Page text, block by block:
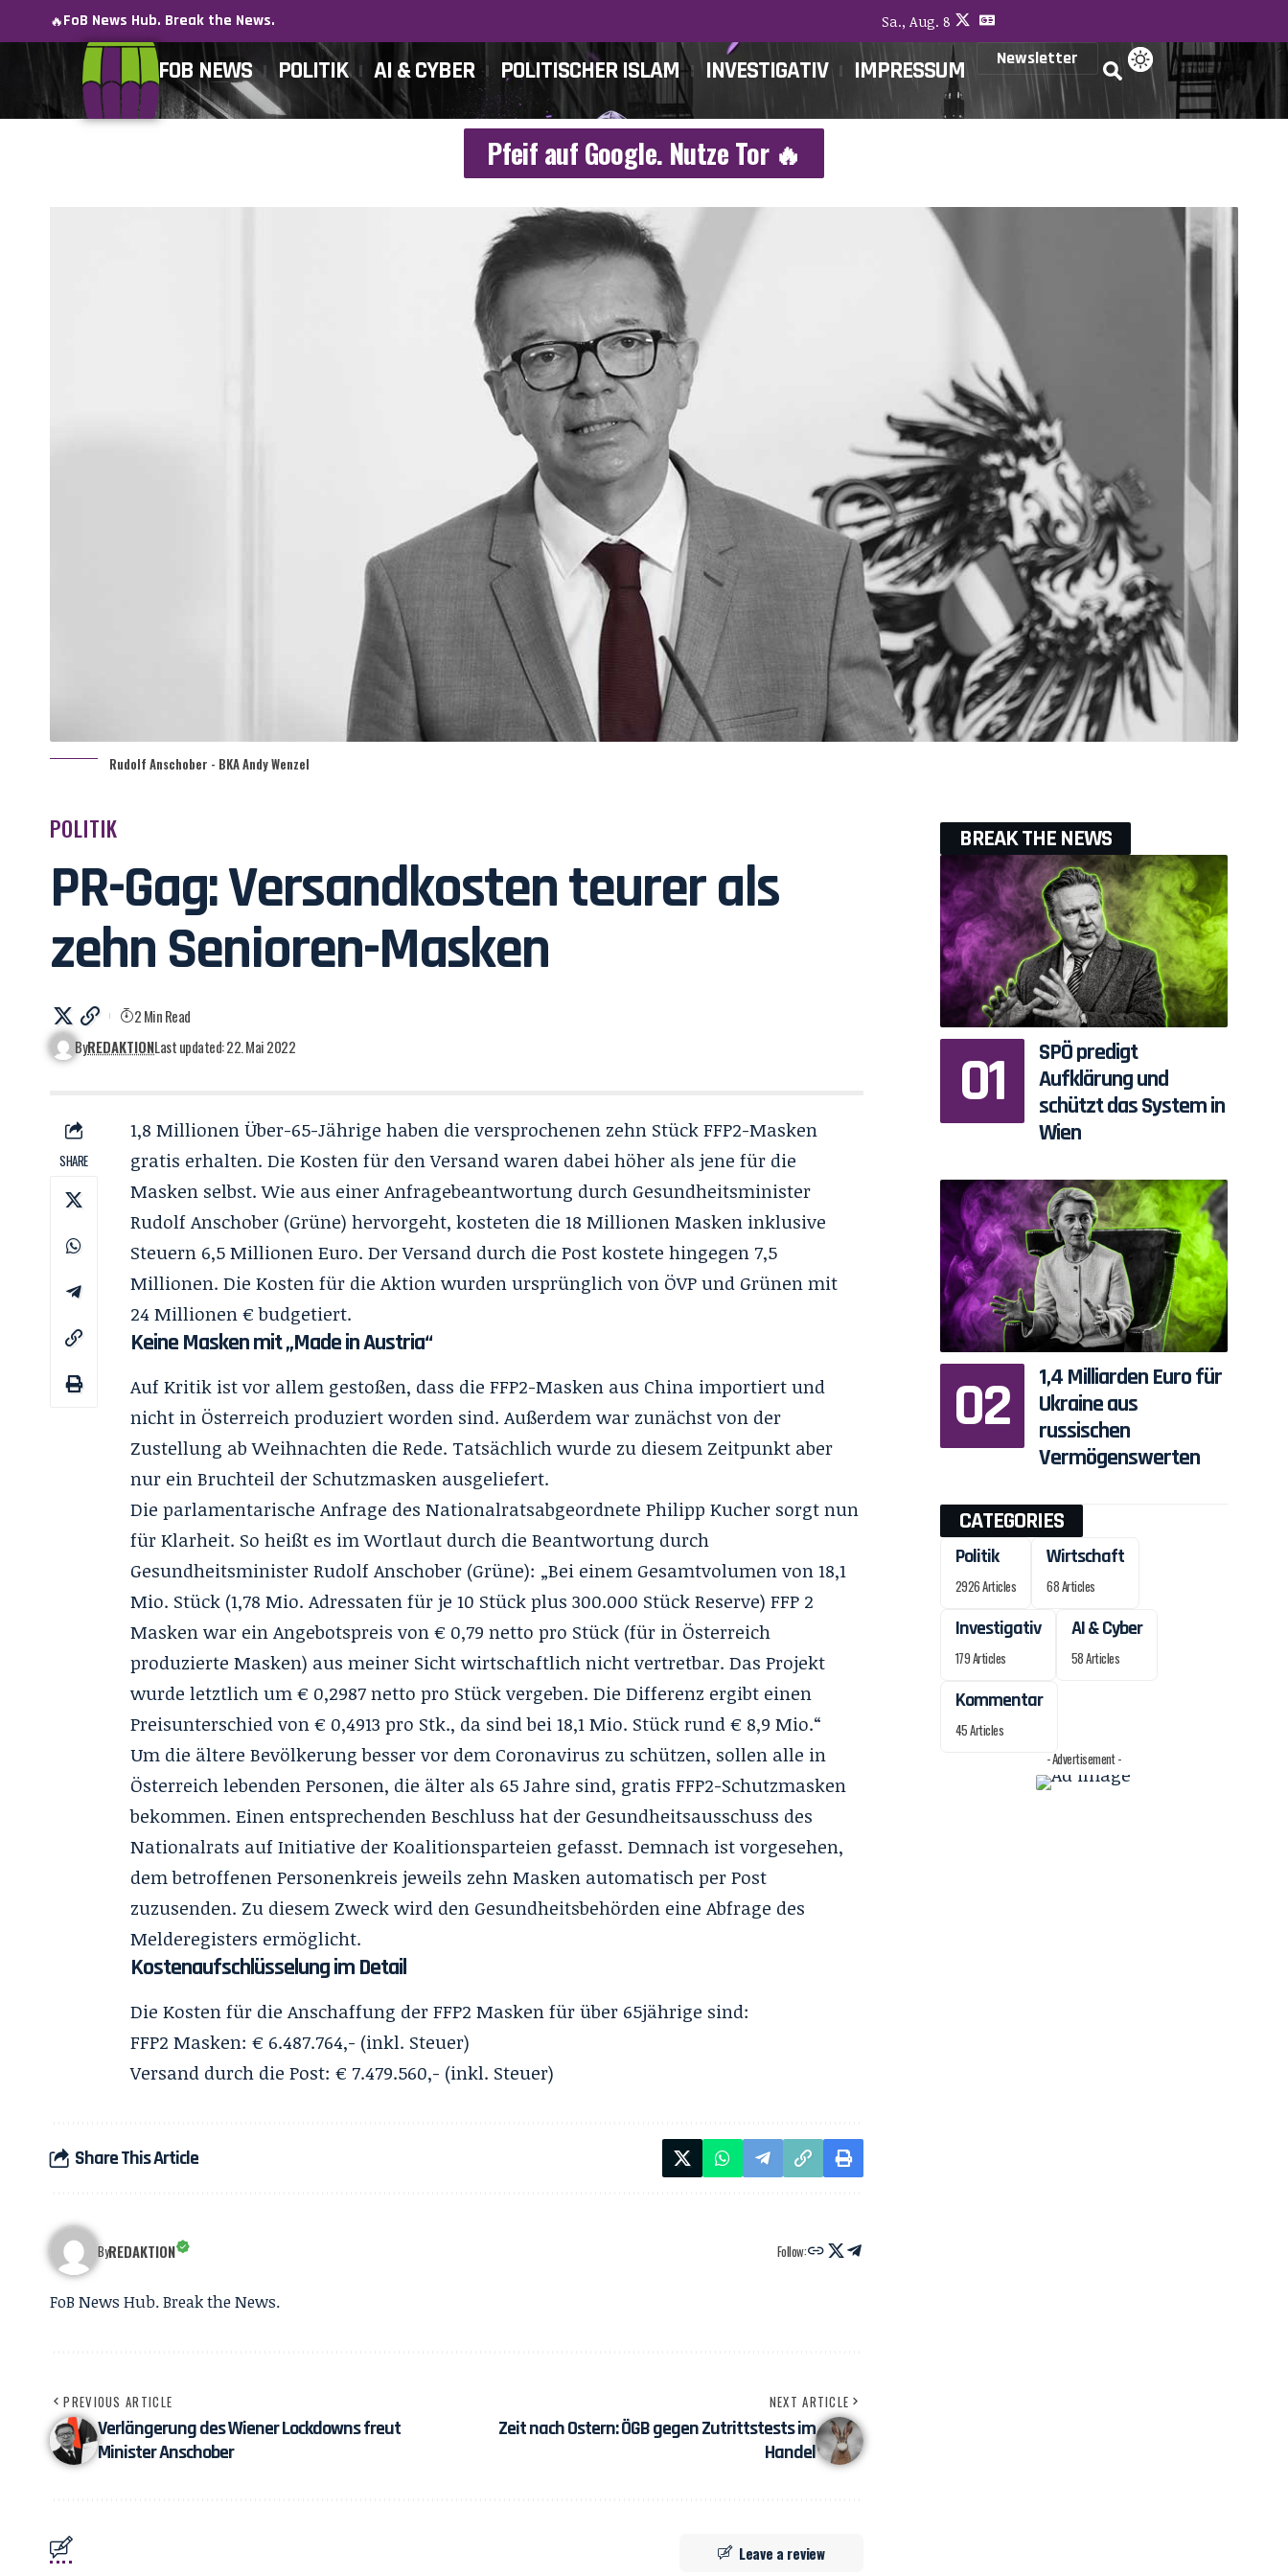
🔥FoB News Hub. Break the News. Sa., Aug. 8
FOB NEWS POLITIK AI & CYBER POLITISCHER ISLAM INVESTIGATIV IMPRESSUM Newsletter
Pfeif auf Google. Nutze Tor 🔥
Rudolf Anschober - BKA Andy Wenzel
POLITIK
PR-Gag: Versandkosten teurer als
zehn Senioren-Masken
ByREDAKTIONLast updated: 22. Mai 2022
2 Min Read
SHARE
1,8 Millionen Über-65-Jährige haben die versprochenen zehn Stück FFP2-Masken
gratis erhalten. Die Kosten für den Versand waren dabei höher als jene für die
Masken selbst. Wie aus einer Anfragebeantwortung durch Gesundheitsminister
RudolfAnschober (Grüne) hervorgeht, kosteten die 18 Millionen Masken inklusive
Steuern 6,5 Millionen Euro. Der Versand durch die Post kostete hingegen 7,5
Millionen. Die Kosten für die Aktion wurden ursprünglich von ÖVP und Grünen mit
24 Millionen € budgetiert.
Keine Masken mit „Made in Austria“
Auf Kritik ist vor allem gestoßen, dass die FFP2-Masken aus China importiert und
nicht in Österreich produziert worden sind. Außerdem war zunächst von der
Zustellung ab Weihnachten die Rede. Tatsächlich wurde zu diesem Zeitpunkt aber
nur ein Bruchteil der Schutzmasken ausgeliefert.
Die parlamentarische Anfrage des NationalratsabgeordnetePhilipp Kucher sorgt nun
für Klarheit. So heißt es im Wortlaut durch die Beantwortung durch
Gesundheitsminister Rudolf Anschober (Grüne): „Bei einem Gesamtvolumen von 18,1
Mio. Stück (1,78 Mio. Adressaten für je 10 Stück plus 300.000 Stück Reserve) FFP 2
Masken war ein Angebotspreis von € 0,79 netto pro Stück (für in Österreich
produzierte Masken) aus meiner Sicht wirtschaftlich nicht vertretbar. Das Projekt
wurde letztlich um € 0,2987 netto pro Stück vergeben. Die Differenz ergibt einen
Preisunterschied von € 0,4913 pro Stk., da sind bei 18,1 Mio. Stück rund € 8,9 Mio.“
Um die ältere Bevölkerung besser vor dem Coronavirus zu schützen, sollen alle in
Österreich lebenden Personen, die älter als 65 Jahre sind, gratis FFP2-Schutzmasken
bekommen. Einen entsprechenden Beschluss hat der Gesundheitsausschuss des
Nationalrats auf Initiative der Koalitionsparteien gefasst. Demnach ist vorgesehen,
dem betroffenen Personenkreis jeweils zehn Masken automatisch per Post
zuzusenden. Zu diesem Zweck wird den Gesundheitsbehörden eine Abfrage des
Melderegisters ermöglicht.
Kostenaufschlüsselung im Detail
Die Kosten für die Anschaffung der FFP2 Masken für über 65jährige sind:
FFP2 Masken: € 6.487.764,- (inkl. Steuer)
Versand durch die Post: € 7.479.560,- (inkl. Steuer)
Share This Article
ByREDAKTION Follow:
FoB News Hub. Break the News.
PREVIOUS ARTICLE
Verlängerung des Wiener Lockdowns freut
Minister Anschober
NEXT ARTICLE
Zeit nach Ostern: ÖGB gegen Zutrittstests im
Handel
Leave a review
BREAK THE NEWS
SPÖ predigt
Aufklärung und
schützt das System in
Wien
1,4 Milliarden Euro für
Ukraine aus
russischen
Vermögenswerten
CATEGORIES
Politik
2926 Articles
Wirtschaft
68 Articles
Investigativ
179 Articles
AI & Cyber
58 Articles
Kommentar
45 Articles
- Advertisement -